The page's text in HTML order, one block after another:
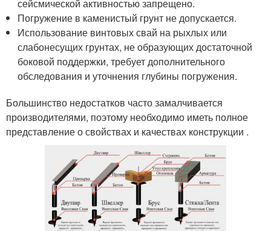
сейсмической активностью запрещено.
Погружение в каменистый грунт не допускается.
Использование винтовых свай на рыхлых или
слабонесущих грунтах, не образующих достаточной
боковой поддержки, требует дополнительного
обследования и уточнения глубины погружения.
Большинство недостатков часто замалчивается
производителями, поэтому необходимо иметь полное
представление о свойствах и качествах конструкции .